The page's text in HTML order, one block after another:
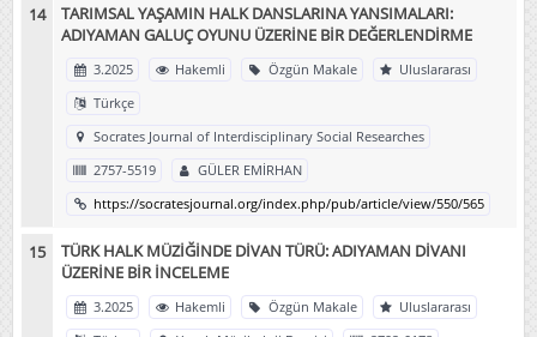
TARIMSAL YAŞAMIN HALK DANSLARINA YANSIMALARI:
ADIYAMAN GALUÇ OYUNU ÜZERİNE BİR DEĞERLENDİRME
3.2025 Hakemli Özgün Makale
Uluslararası
Türkçe
Socrates Journal of Interdisciplinary Social Researches
2757-5519
GÜLER EMİRHAN
https://socratesjournal.org/index.php/pub/article/view/550/565
TÜRK HALK MÜZİĞİNDE DİVAN TÜRÜ: ADIYAMAN DİVANI
ÜZERİNE BİR İNCELEME
3.2025 Hakemli Özgün Makale
Uluslararası